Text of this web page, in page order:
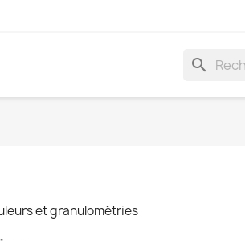
search
et granulométries